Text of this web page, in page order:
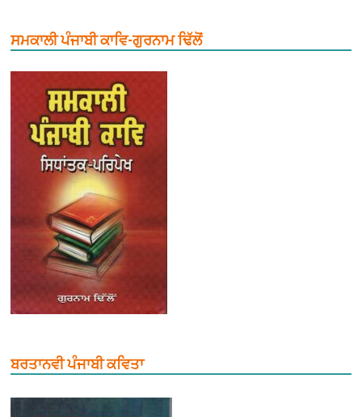
ਸਮਕਾਲੀ ਪੰਜਾਬੀ ਕਾਵਿ-ਗੁਰਨਾਮ ਢਿੱਲੋਂ
ਬਰਤਾਨਵੀ ਪੰਜਾਬੀ ਕਵਿਤਾ